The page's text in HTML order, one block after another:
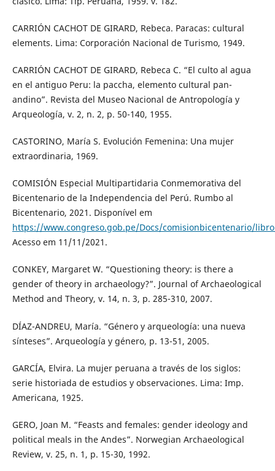
CARRIÓN CACHOT DE GIRARD, Rebeca. Paracas: cultural
elements. Lima: Corporación Nacional de Turismo, 1949.
CARRIÓN CACHOT DE GIRARD, Rebeca C. “El culto al agua
en el antiguo Peru: la paccha, elemento cultural pan-
andino”. Revista del Museo Nacional de Antropología y
Arqueología, v. 2, n. 2, p. 50-140, 1955.
CASTORINO, María S. Evolución Femenina: Una mujer
extraordinaria, 1969.
COMISIÓN Especial Multipartidaria Conmemorativa del
Bicentenario de la Independencia del Perú. Rumbo al
Bicentenario, 2021. Disponível em
https://www.congreso.gob.pe/Docs/comisionbicentenario/
Acesso em 11/11/2021.
CONKEY, Margaret W. “Questioning theory: is there a
gender of theory in archaeology?”. Journal of Archaeological
Method and Theory, v. 14, n. 3, p. 285-310, 2007.
DÍAZ-ANDREU, María. “Género y arqueología: una nueva
sínteses”. Arqueología y género, p. 13-51, 2005.
GARCÍA, Elvira. La mujer peruana a través de los siglos:
serie historiada de estudios y observaciones. Lima: Imp.
Americana, 1925.
GERO, Joan M. “Feasts and females: gender ideology and
political meals in the Andes”. Norwegian Archaeological
Review, v. 25, n. 1, p. 15-30, 1992.